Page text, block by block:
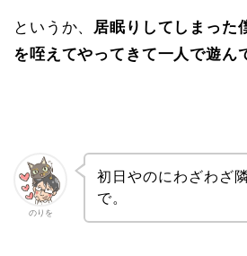
というか、 居眠りしてしまった
を咥えてやってきて一人で遊ん
のりを
初日やのにわざわざ
で。